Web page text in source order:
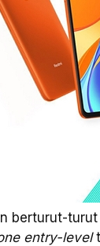
berturut-
entry-level